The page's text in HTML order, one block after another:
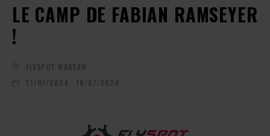
LE CAMP DE FABIAN RAMSEYER
!
FLYSPOT WARSAW
17/07/2024 - 18/07/2024